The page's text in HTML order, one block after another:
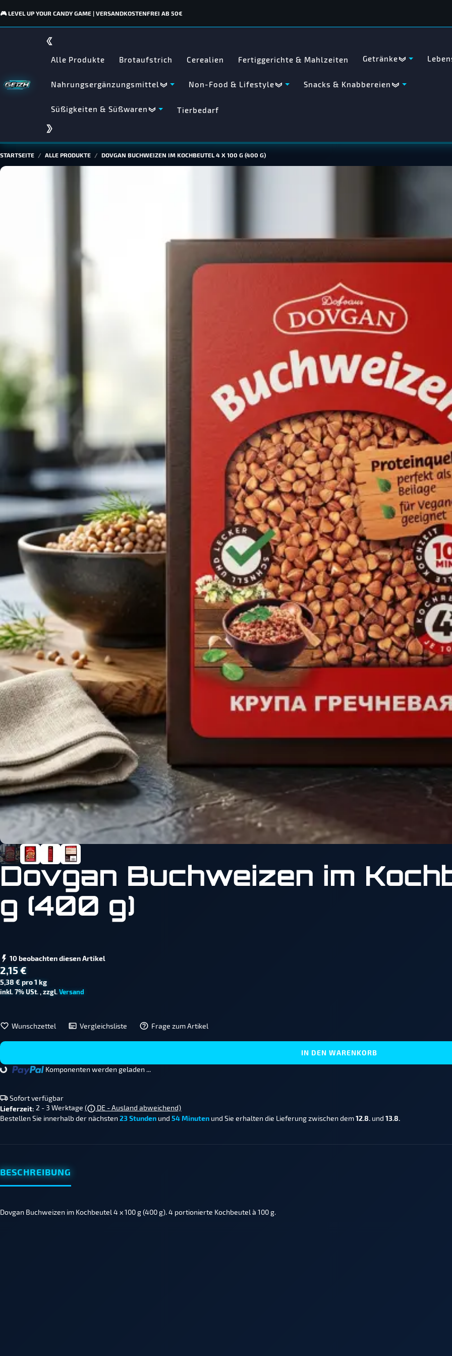
🎮 LEVEL UP YOUR CANDY GAME | VERSANDKOSTENFREI AB 50€
Alle Produkte Brotaufstrich Cerealien Fertiggerichte & Mahlzeiten Getränke
Nahrungsergänzungsmittel Non-Food & Lifestyle Snacks & Knabbereien
Süßigkeiten & Süßwaren Tierbedarf
STARTSEITE ALLE PRODUKTE DOVGAN BUCHWEIZEN IM KOCHBEUTEL 4 X 100 G (400 G)
Dovgan Buchweizen im
g (400 g)
10 beobachten diesen Artikel
2,15 €
5,38 € pro 1 kg
inkl. 7% USt. , zzgl. Versand
IN DEN WARENKORB
Komponenten werden geladen ...
Sofort verfügbar
Lieferzeit: 2 - 3 Werktage (
DE - Ausland abweichend)
Bestellen Sie innerhalb der nächsten 23 Stunden und 54 Minuten und Sie erhalten die Lieferung zwischen dem12.8. und 13.8.
Wunschzettel Vergleichsliste Frage zum Artikel
BESCHREIBUNG
Dovgan Buchweizen im Kochbeutel 4 x 100 g (400 g). 4 portionierte Kochbeutel à 100 g.